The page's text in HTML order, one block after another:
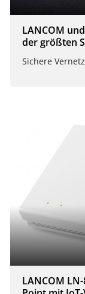
LANCOM
der größten
Sichere
LANCOM